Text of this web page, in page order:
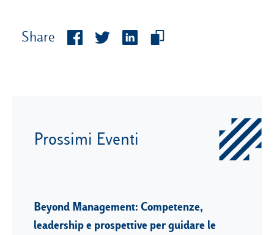
Share
Prossimi Eventi
Beyond Management: Competenze,
leadership e prospettive per guidare le